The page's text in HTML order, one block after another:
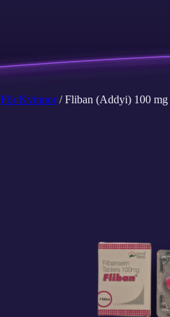
För Kvinnor/ Fliban (Addyi) 100 mg